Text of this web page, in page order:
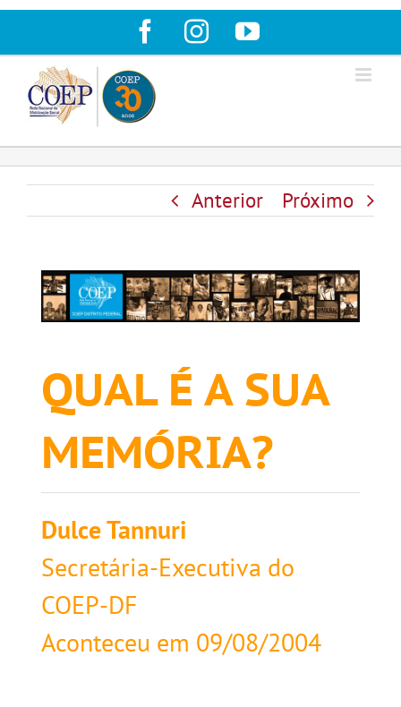
para
conteúdo
Facebook
InstagramYouTube
Anterior Próximo
QUAL É A SUA
MEMÓRIA?
Dulce Tannuri
Secretária-Executiva do
COEP-DF
Aconteceu em 09/08/2004